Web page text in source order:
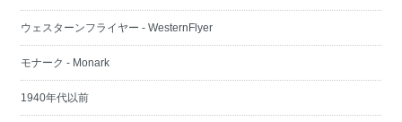
ウェスターンフライヤー - WesternFlyer
モナーク - Monark
1940年代以前